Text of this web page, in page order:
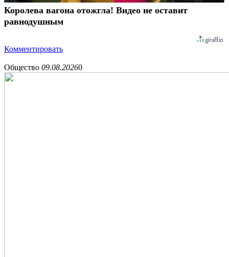
Королева вагона отожгла! Видео не оставит
равнодушным
Комментировать
Общество 09.08.20260